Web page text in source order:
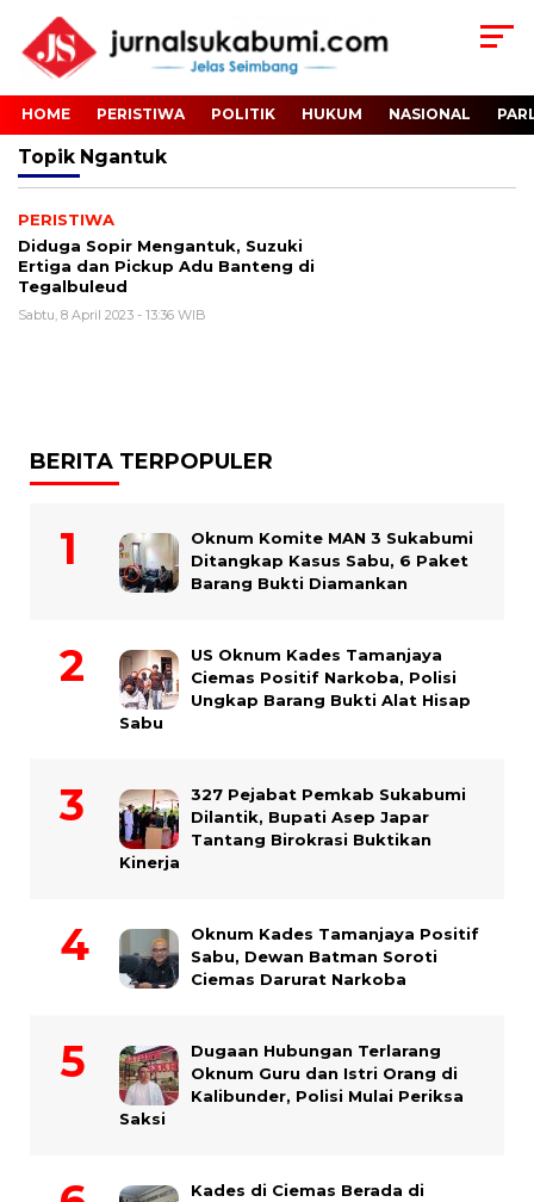
HOME PERISTIWA POLITIK HUKUM NASIONAL
Topik Ngantuk
PERISTIWA
Diduga Sopir Mengantuk, Suzuki
Ertiga dan Pickup Adu Banteng di
Tegalbuleud
Sabtu, 8 April 2023 - 13:36 WIB
BERITA TERPOPULER
Oknum Komite MAN 3 Sukabumi
Ditangkap Kasus Sabu, 6 Paket
Barang Bukti Diamankan
US Oknum Kades Tamanjaya
Ciemas Positif Narkoba, Polisi
Ungkap Barang Bukti Alat Hisap
Sabu
327 Pejabat Pemkab Sukabumi
Dilantik, Bupati Asep Japar
Tantang Birokrasi Buktikan
Kinerja
Oknum Kades Tamanjaya Positif
Sabu, Dewan Batman Soroti
Ciemas Darurat Narkoba
Dugaan Hubungan Terlarang
Oknum Guru dan Istri Orang di
Kalibunder, Polisi Mulai Periksa
Saksi
Kades di Ciemas Berada di